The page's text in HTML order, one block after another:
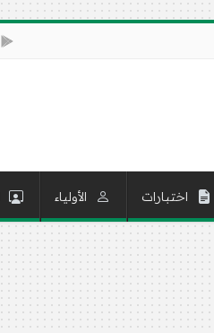
اختبارات الأولياء